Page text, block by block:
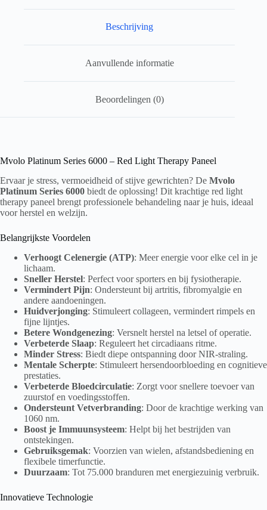
Beschrijving
Aanvullende informatie
Beoordelingen (0)
Mvolo Platinum Series 6000 – Red Light Therapy Paneel
Ervaar je stress, vermoeidheid of stijve gewrichten? De Mvolo
Platinum Series 6000 biedt de oplossing! Dit krachtige red light
therapy paneel brengt professionele behandeling naar je huis, ideaal
voor herstel en welzijn.
Belangrijkste Voordelen
Verhoogt Celenergie (ATP): Meer energie voor elke cel in je
lichaam.
Sneller Herstel: Perfect voor sporters en bij fysiotherapie.
Vermindert Pijn: Ondersteunt bij artritis, fibromyalgie en
andere aandoeningen.
Huidverjonging: Stimuleert collageen, vermindert rimpels en
fijne lijntjes.
Betere Wondgenezing: Versnelt herstel na letsel of operatie.
Verbeterde Slaap: Reguleert het circadiaans ritme.
Minder Stress: Biedt diepe ontspanning door NIR-straling.
Mentale Scherpte: Stimuleert hersendoorbloeding en cognitieve
prestaties.
Verbeterde Bloedcirculatie: Zorgt voor snellere toevoer van
zuurstof en voedingsstoffen.
Ondersteunt Vetverbranding: Door de krachtige werking van
1060 nm.
Boost je Immuunsysteem: Helpt bij het bestrijden van
ontstekingen.
Gebruiksgemak: Voorzien van wielen, afstandsbediening en
flexibele timerfunctie.
Duurzaam: Tot 75.000 branduren met energiezuinig verbruik.
Innovatieve Technologie